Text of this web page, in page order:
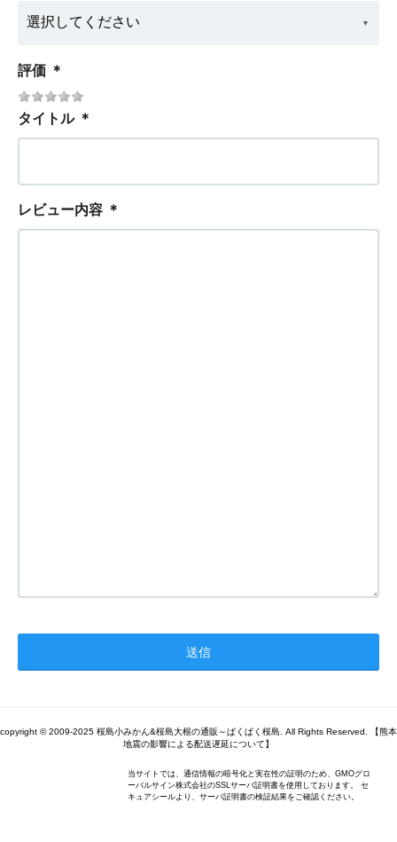
評価 ＊
タイトル ＊
レビュー内容 ＊
copyright © 2009-2025 桜島小みかん&桜島大根の通販～ぱくぱく桜島. All Rights Reserved. 【熊本
地震の影響による配送遅延について】
当サイトでは、通信情報の暗号化と実在性の証明のため、GMOグロ
ーバルサイン株式会社のSSLサーバ証明書を使用しております。 セ
キュアシールより、サーバ証明書の検証結果をご確認ください。